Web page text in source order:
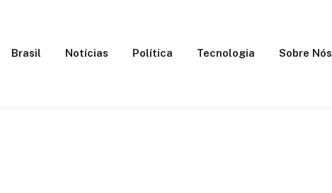
Brasil Notícias Política Tecnologia Sobre Nós